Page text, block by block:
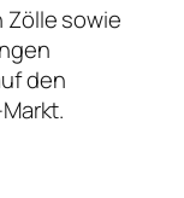
sowie
den